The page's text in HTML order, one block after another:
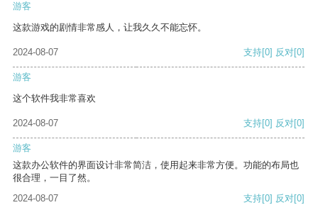
游客
这款游戏的剧情非常感人，让我久久不能忘怀。
2024-08-07 支持[0] 反对[0]
游客
这个软件我非常喜欢
2024-08-07 支持[0] 反对[0]
游客
这款办公软件的界面设计非常简洁，使用起来非常方便。功能的布局也
很合理，一目了然。
2024-08-07
支持[0] 反对[0]